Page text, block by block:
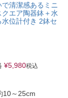
清潔感あるミニ
エア陶器鉢＋水
位計付き 2鉢セ
¥5,980税込
10～25cm